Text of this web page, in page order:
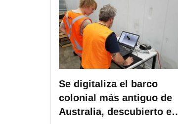
Se digitaliza el barco
colonial más antiguo de
Australia, descubierto en